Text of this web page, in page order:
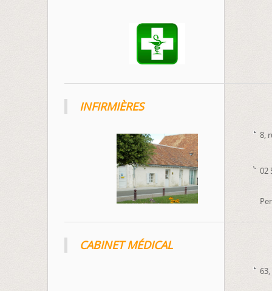
INFIRMIÈRES
8,
02
CABINET MÉDICAL